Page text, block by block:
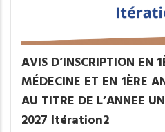
AVIS D’INSCRIPTION EN
MÉDECINE ET EN 1ÈRE
AU TITRE DE L’ANNEE
2027 Itération2